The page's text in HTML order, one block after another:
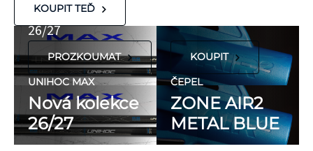
KOUPIT TEĎ
Nová kolekce
26/27
PROZKOUMAT
UNIHOC MAX
Nová kolekce
26/27
KOUPIT
ČEPEL
ZONE AIR2
METAL BLUE
FLORBALOVÉ HOLE
UNIHOC
hypoalergenní,
neobsahují latex
ani přírodní
kaučuk. Obsahují
minimum
potenciálně
nežádoucích látek,